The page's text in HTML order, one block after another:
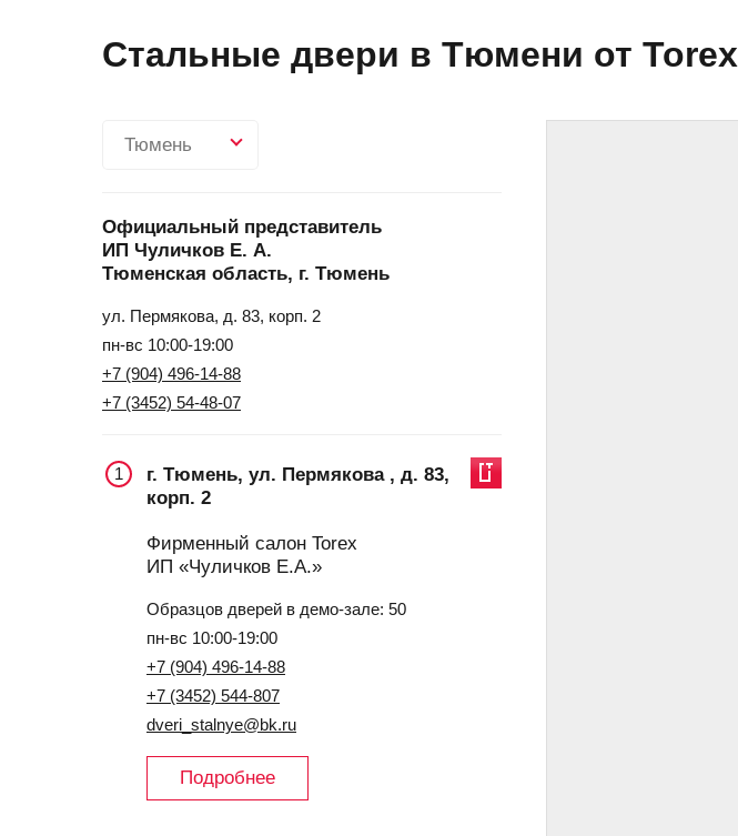
Стальные двери в Тюмени от Torex
Тюмень
Официальный представитель
ИП Чуличков Е. А.
Тюменская область, г. Тюмень
ул. Пермякова, д. 83, корп. 2
пн-вс 10:00-19:00
+7 (904) 496-14-88
+7 (3452) 54-48-07
1
г. Тюмень, ул. Пермякова , д. 83,
корп. 2
Фирменный салон Torex
ИП «Чуличков Е.А.»
Образцов дверей в демо-зале: 50
пн-вс 10:00-19:00
+7 (904) 496-14-88
+7 (3452) 544-807
dveri_stalnye@bk.ru
Подробнее